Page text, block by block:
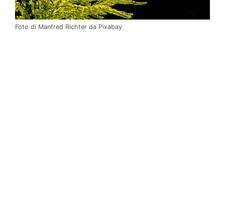
Foto di Manfred Richter da Pixabay